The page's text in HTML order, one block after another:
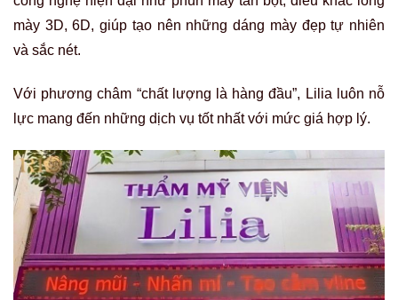
mày 3D, 6D, giúp tạo nên những dáng mày đẹp tự nhiên
và sắc nét.
Với phương châm “chất lượng là hàng đầu”, Lilia luôn nỗ
lực mang đến những dịch vụ tốt nhất với mức giá hợp lý.